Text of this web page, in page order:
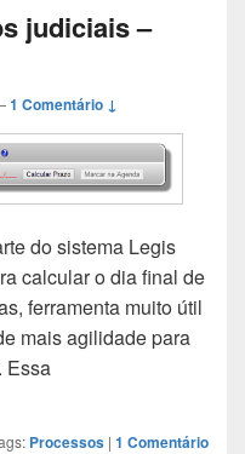
judiciais –
1 Comentário ↓
do sistema Legis
calcular o dia final de
ferramenta muito útil
mais agilidade para
Essa
prazos judiciais –
Processos | 1 Comentário